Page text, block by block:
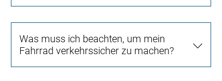
Was muss ich beachten, um mein
Fahrrad verkehrssicher zu machen?